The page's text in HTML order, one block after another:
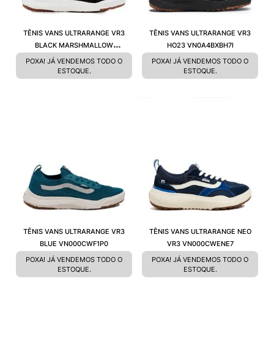
TÊNIS VANS ULTRARANGE VR3
BLACK MARSHMALLOW
VN0A4BXB1KP
POXA! JÁ VENDEMOS TODO O
ESTOQUE.
TÊNIS VANS ULTRARANGE VR3
HO23 VN0A4BXBH7I
POXA! JÁ VENDEMOS TODO O
ESTOQUE.
TÊNIS VANS ULTRARANGE VR3
BLUE VN000CWF1P0
POXA! JÁ VENDEMOS TODO O
ESTOQUE.
TÊNIS VANS ULTRARANGE NEO
VR3 VN000CWENE7
POXA! JÁ VENDEMOS TODO O
ESTOQUE.